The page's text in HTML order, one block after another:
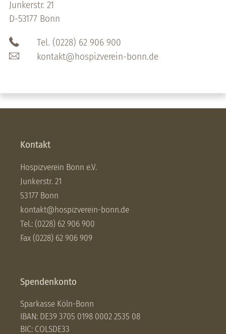
Junkerstr. 21
D-53177 Bonn
Tel. (0228) 62 906 900
kontakt@hospizverein-bonn.de
Kontakt
Hospizverein Bonn e.V.
Junkerstr. 21
53177 Bonn
kontakt@hospizverein-bonn.de
Tel.: (0228) 62 906 900
Fax (0228) 62 906 909
Spendenkonto
Sparkasse Köln-Bonn
IBAN: DE39 3705 0198 0002 2535 08
BIC: COLSDE33